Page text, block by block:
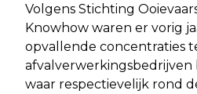
Volgens Stichting
Knowhow waren er vorig
opvallende concentraties
afvalverwerkingsbedrijven
waar respectievelijk rond